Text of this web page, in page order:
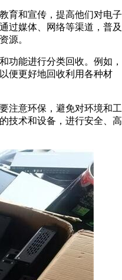
育和宣传，提高他们对电子
过媒体、网络等渠道，普及
源。
功能进行分类回收。例如，
便更好地回收利用各种材
注意环保，避免对环境和工
技术和设备，进行安全、高